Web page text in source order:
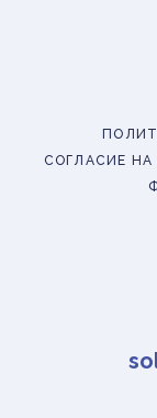
СОГЛАСИЕ